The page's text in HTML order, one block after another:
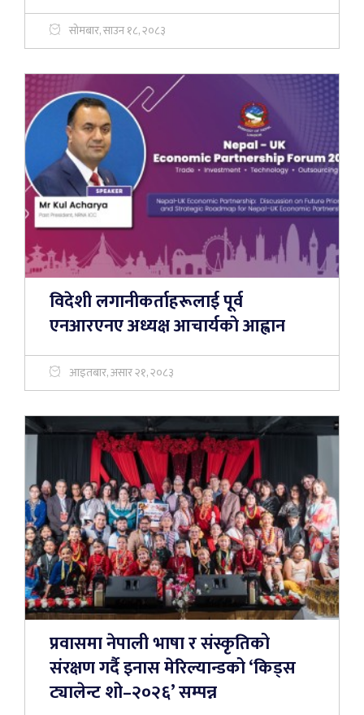
सोमबार, साउन १८, २०८३
विदेशी लगानीकर्ताहरूलाई पूर्व
एनआरएनए अध्यक्ष आचार्यकाे आह्वान
आइतबार, असार २१, २०८३
प्रवासमा नेपाली भाषा र संस्कृतिको
संरक्षण गर्दै इनास मेरिल्यान्डको ‘किड्स
ट्यालेन्ट शो–२०२६’ सम्पन्न